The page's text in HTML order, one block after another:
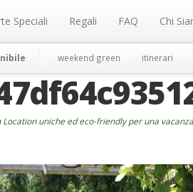
Speciali Regali FAQ Chi
weekend green itinerari
Location uniche ed eco-friendly per una